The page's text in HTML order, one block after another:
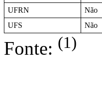
UFRN
Não
UFS
Não
Fonte: (1)